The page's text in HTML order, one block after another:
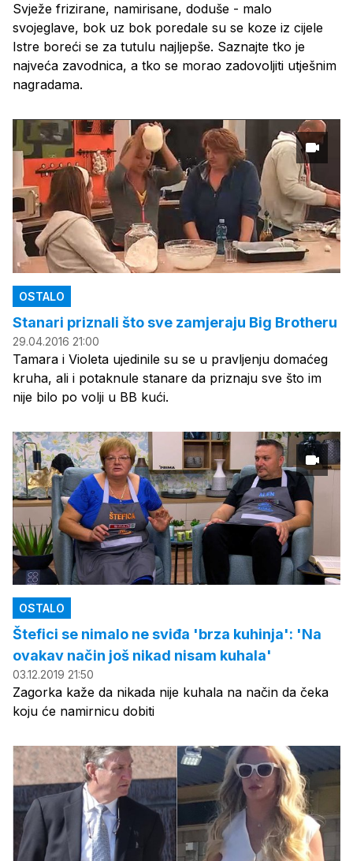
Svježe frizirane, namirisane, doduše - malo
svojeglave, bok uz bok poredale su se koze iz cijele
Istre boreći se za tutulu najljepše. Saznajte tko je
najveća zavodnica, a tko se morao zadovoljiti utješnim
nagradama.
OSTALO
Stanari priznali što sve zamjeraju Big Brotheru
29.04.2016 21:00
Tamara i Violeta ujedinile su se u pravljenju domaćeg
kruha, ali i potaknule stanare da priznaju sve što im
nije bilo po volji u BB kući.
OSTALO
Štefici se nimalo ne sviđa 'brza kuhinja': 'Na
ovakav način još nikad nisam kuhala'
03.12.2019 21:50
Zagorka kaže da nikada nije kuhala na način da čeka
koju će namirnicu dobiti